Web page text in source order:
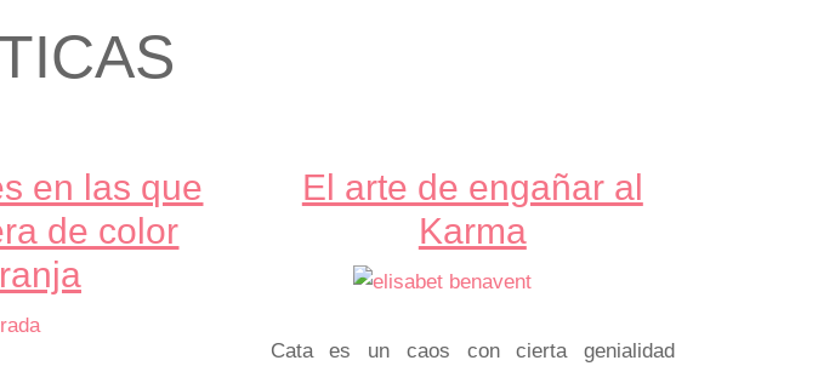
en las que
de color
El arte de engañar al
Karma
Cata es un caos con cierta genialidad